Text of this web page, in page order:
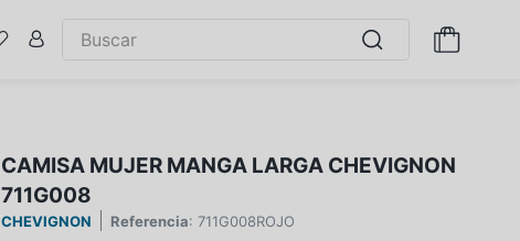
CAMISA MUJER MANGA LARGA CHEVIGNON
711G008
CHEVIGNON Referencia: 711G008ROJO